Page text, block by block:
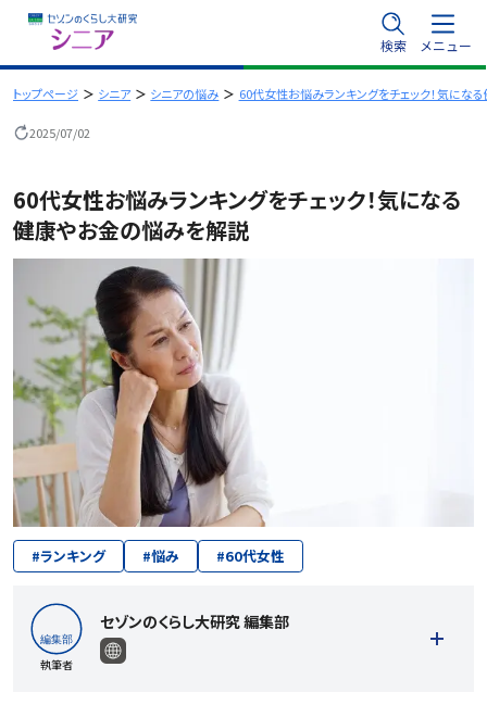
容
を
プ
検索 メニュー
トップページ シニア シニアの悩み 60代女性お悩みランキングをチェック！気にな
2025/07/02
60代女性お悩みランキングをチェック！気になる
健康やお金の悩みを解説
#ランキング #悩み #60代女性
執筆者
セゾンのくらし大研究 編集部